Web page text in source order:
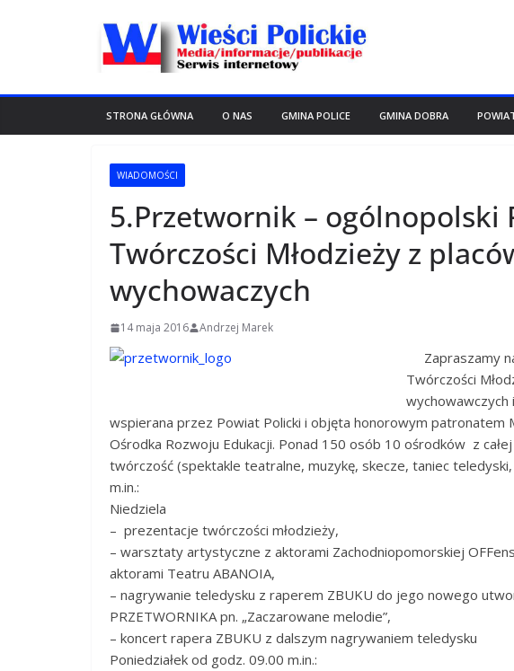
STRONA GŁÓWNA O NAS GMINA POLICE GMINA DOBRA
WIADOMOŚCI
5.Przetwornik – ogólnopolski
Twórczości Młodzieży z
wychowaczych
14 maja 2016 Andrzej Marek
Zapraszamy
Twórczości
wspierana przez Powiat Policki i objęta honorowym patronatem
Ośrodka Rozwoju Edukacji. Ponad 150 osób 10 ośrodków z
twórczość (spektakle teatralne, muzykę, skecze, taniec
m.in.:
Niedziela
– prezentacje twórczości młodzieży,
– warsztaty artystyczne z aktorami Zachodniopomorskiej
aktorami Teatru ABANOIA,
– nagrywanie teledysku z raperem ZBUKU do jego nowego
PRZETWORNIKA pn. „Zaczarowane melodie”,
– koncert rapera ZBUKU z dalszym nagrywaniem teledysku
Poniedziałek od godz. 09.00 m.in.: